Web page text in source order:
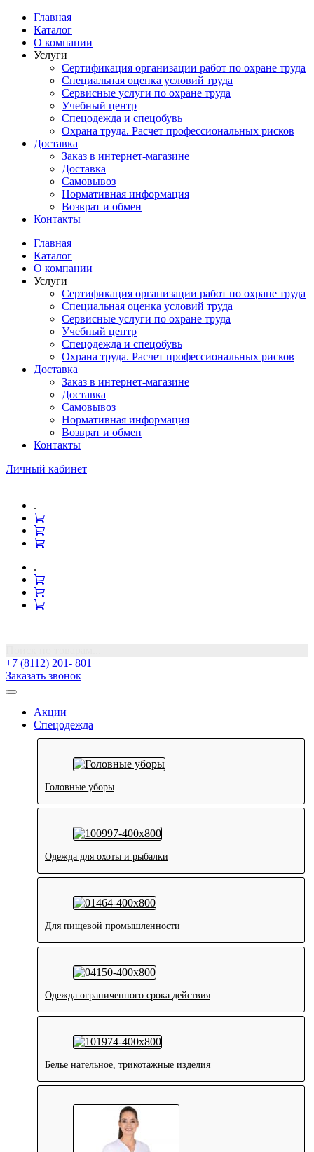
Перейти
содержимому
Главная
Каталог
О компании
Услуги
Сертификация организации работ по охране труда
Специальная оценка условий труда
Сервисные услуги по охране труда
Учебный центр
Спецодежда и спецобувь
Охрана труда. Расчет профессиональных рисков
Доставка
Заказ в интернет-магазине
Доставка
Самовывоз
Нормативная информация
Возврат и обмен
Контакты
Главная
Каталог
О компании
Услуги
Сертификация организации работ по охране труда
Специальная оценка условий труда
Сервисные услуги по охране труда
Учебный центр
Спецодежда и спецобувь
Охрана труда. Расчет профессиональных рисков
Доставка
Заказ в интернет-магазине
Доставка
Самовывоз
Нормативная информация
Возврат и обмен
Контакты
Личный кабинет
.
.
+7 (8112) 201- 801
Заказать звонок
Акции
Спецодежда
Головные уборы
Одежда для охоты и рыбалки
Для пищевой промышленности
Одежда ограниченного срока действия
Белье нательное, трикотажные изделия